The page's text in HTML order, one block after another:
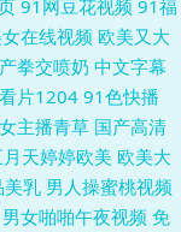
无码 久久大黄视频网
人妻 91av赵恩静 不卡
精品国产精品永久 日
源在线观看 日韩首页
91网豆花视频 91福
在线视频 欧美又大
拳交喷奶 中文字幕
片120491色快播
主播青草 国产高清
月天婷婷欧美 欧美大
美乳 男人操蜜桃视频
男女啪啪午夜视频 免